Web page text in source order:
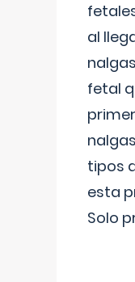
al
fetal
tipos
esta
Solo